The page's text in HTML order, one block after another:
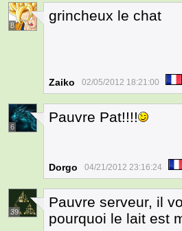
8
grincheux le chat
Zaiko 02/05/2012 18:21:00
6
Pauvre Pat!!!!
Dorgo 04/21/2012 23:16:24
39
Pauvre serveur, il
pourquoi le lait est